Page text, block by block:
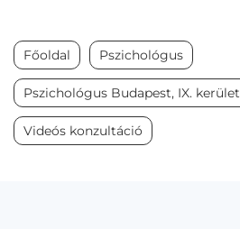
Főoldal Pszichológus
Pszichológus Budapest, IX. kerület
Videós konzultáció